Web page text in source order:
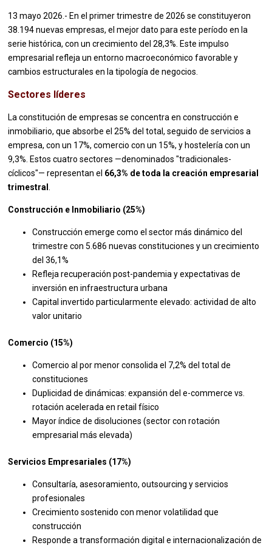
13 mayo 2026.- En el primer trimestre de 2026 se constituyeron
38.194 nuevas empresas, el mejor dato para este período en la
serie histórica, con un crecimiento del 28,3%. Este impulso
empresarial refleja un entorno macroeconómico favorable y
cambios estructurales en la tipología de negocios.
Sectores líderes
La constitución de empresas se concentra en construcción e
inmobiliario, que absorbe el 25% del total, seguido de servicios a
empresa, con un 17%, comercio con un 15%, y hostelería con un
9,3%. Estos cuatro sectores —denominados "tradicionales-
cíclicos"— representan el 66,3% de toda la creación empresarial
trimestral
Construcción e Inmobiliario (25%)
Construcción emerge como el sector más dinámico del
trimestre con 5.686 nuevas constituciones y un crecimiento
del 36,1%
Refleja recuperación post-pandemia y expectativas de
inversión en infraestructura urbana
Capital invertido particularmente elevado: actividad de alto
valor unitario
Comercio (15%)
Comercio al por menor consolida el 7,2% del total de
constituciones
Duplicidad de dinámicas: expansión del e-commerce vs.
rotación acelerada en retail físico
Mayor índice de disoluciones (sector con rotación
empresarial más elevada)
Servicios Empresariales (17%)
Consultaría, asesoramiento, outsourcing y servicios
profesionales
Crecimiento sostenido con menor volatilidad que
construcción
Responde a transformación digital e internacionalización de